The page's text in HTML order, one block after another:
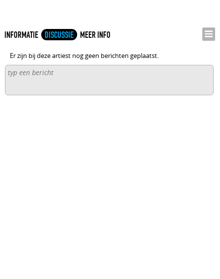
INFORMATIE DISCUSSIE MEER INFO
Er zijn bij deze artiest nog geen berichten geplaatst.